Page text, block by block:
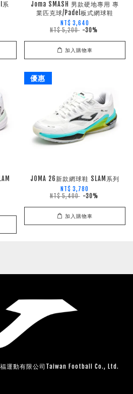
系
Joma SMASH 男款硬地專用 專
業匹克球/Padel板式網球鞋
NT$ 3,640
NT$ 5,200 -30%
加入購物車
優惠
JOMA 26新款網球鞋 SLAM系列
NT$ 3,780
NT$ 5,400 -30%
加入購物車
運動有限公司Taiwan Football Co., Ltd.